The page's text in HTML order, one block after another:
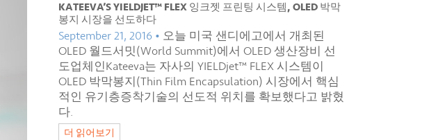
KATEEVA’S YIELDJET™ FLEX 잉크젯 프린팅 시스템, OLED 박막
봉지 시장을 선도하다
September 21, 2016 • 오늘 미국 샌디에고에서 개최된
OLED 월드서밋(World Summit)에서 OLED 생산장비 선
도업체인Kateeva는 자사의 YIELDjet™ FLEX 시스템이
OLED 박막봉지(Thin Film Encapsulation) 시장에서 핵심
적인 유기층증착기술의 선도적 위치를 확보했다고 밝혔
다.
더 읽어보기